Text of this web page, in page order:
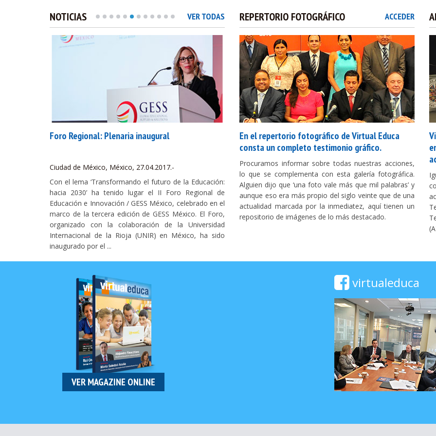
NOTICIAS VER TODAS
Foro Regional: Plenaria inaugural
Ciudad de México, México, 27.04.2017.-
Con el lema ‘Transformando el futuro de la Educación:
hacia 2030’ ha tenido lugar el II Foro Regional de
Educación e Innovación / GESS México, celebrado en el
marco de la tercera edición de GESS México. El Foro,
organizado con la colaboración de la Universidad
Internacional de la Rioja (UNIR) en México, ha sido
inaugurado por el ...
Foro Global de Educación e Innovación Virtual
Educa
Ciudad de México, México, 20-21.04.2016.-
En el marco de GESS México ha tenido lugar la séptima
edición del Foro Global de Educación e Innovación
Virtual Educa, en el que han participado reconocidos
expertos nacionales e internacionales. Inaugurado por
el Embajador Aníbal Quiñonez, representante de la
REPERTORIO FOTOGRÁFICO ACCEDER
En el repertorio fotográfico de Virtual Educa
consta un completo testimonio gráfico.
Procuramos informar sobre todas nuestras acciones,
lo que se complementa con esta galería fotográfica.
Alguien dijo que ‘una foto vale más que mil palabras’ y
aunque eso era más propio del siglo veinte que de una
actualidad marcada por la inmediatez, aquí tienen un
repositorio de imágenes de lo más destacado.
VER MAGAZINE ONLINE
virtualeduca